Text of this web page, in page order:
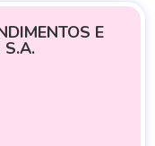
E
S.A.